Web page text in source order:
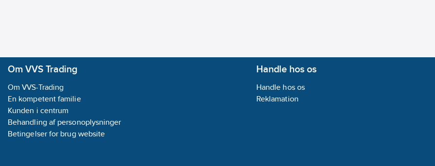
Om VVS Trading
Om VVS-Trading
En kompetent familie
Kunden i centrum
Behandling af personoplysninger
Betingelser for brug website
Handle hos os
Handle hos os
Reklamation